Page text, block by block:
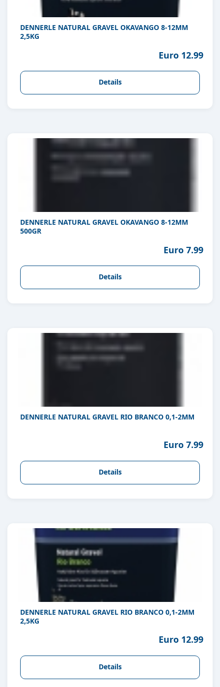
DENNERLE NATURAL GRAVEL OKAVANGO 8-12MM
2,5KG
Euro 12.99
Details
DENNERLE NATURAL GRAVEL OKAVANGO 8-12MM
500GR
Euro 7.99
Details
DENNERLE NATURAL GRAVEL RIO BRANCO 0,1-2MM
Euro 7.99
Details
DENNERLE NATURAL GRAVEL RIO BRANCO 0,1-2MM
2,5KG
Euro 12.99
Details